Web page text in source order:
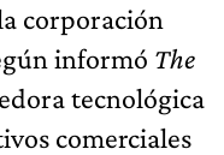
corporación
informó The
tecnológica
comerciales